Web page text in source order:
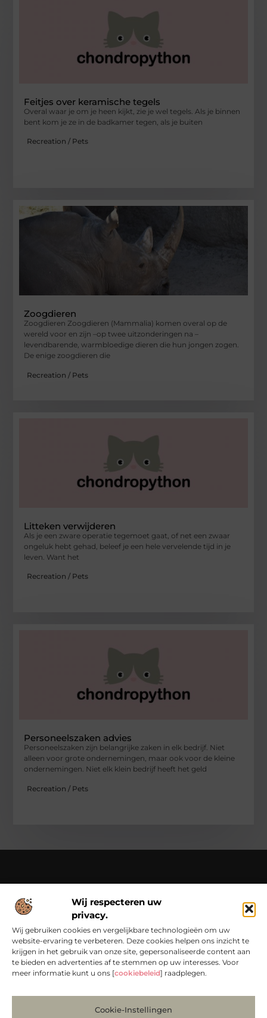
Wij respecteren uw
privacy.
Wij gebruiken cookies en vergelijkbare technologieën om uw
website-ervaring te verbeteren. Deze cookies helpen ons inzicht te
krijgen in het gebruik van onze site, gepersonaliseerde content aan
te bieden en advertenties af te stemmen op uw interesses. Voor
meer informatie kunt u ons [cookiebeleid] raadplegen.
Cookie-Instellingen
Feitjes over keramische tegels
Overal waar je om je heen kijkt, zie je wel tegels. Als je binnen
bent kom je ze in de badkamer tegen, als je buiten
Recreation / Pets
Zoogdieren
Zoogdieren Zoogdieren (Mammalia) komen overal op de
wereld voor en zijn –op twee uitzonderingen na –
levendbarende, warmbloedige dieren die hun jongen zogen.
De enige zoogdieren die
Recreation / Pets
Litteken verwijderen
Als je een zware operatie tegemoet gaat, of net een zwaar
ongeluk hebt gehad, beleef je een hele vervelende tijd in je
leven. Want het
Recreation / Pets
Personeelszaken advies
Personeelszaken zijn belangrijke zaken in elk bedrijf. Niet
alleen voor grote ondernemingen, maar ook voor de kleine
ondernemingen. Niet elk klein bedrijf heeft het geld
Recreation / Pets
Van praktische tips tot bijzondere verhalen – lees en beleef
het op Chondropython.nl.
Duik in een rijke verzameling artikelen die je inspireren en je
dagelijks leven een frisse kijk geven.
Bericht categorie